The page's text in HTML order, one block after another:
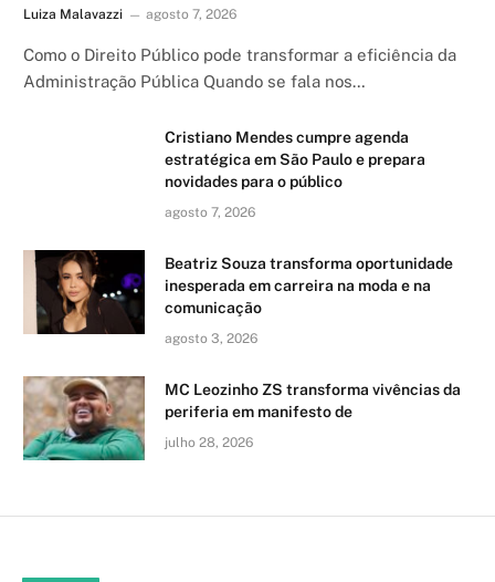
Luiza Malavazzi agosto 7, 2026
Como o Direito Público pode transformar a eficiência da
Administração Pública Quando se fala nos…
Cristiano Mendes cumpre agenda
estratégica em São Paulo e prepara
novidades para o público
agosto 7, 2026
Beatriz Souza transforma oportunidade
inesperada em carreira na moda e na
comunicação
agosto 3, 2026
MC Leozinho ZS transforma vivências da
periferia em manifesto de
julho 28, 2026